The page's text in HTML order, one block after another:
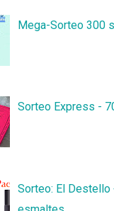
Mega-Sorteo 300
Sorteo Express -
Sorteo: El